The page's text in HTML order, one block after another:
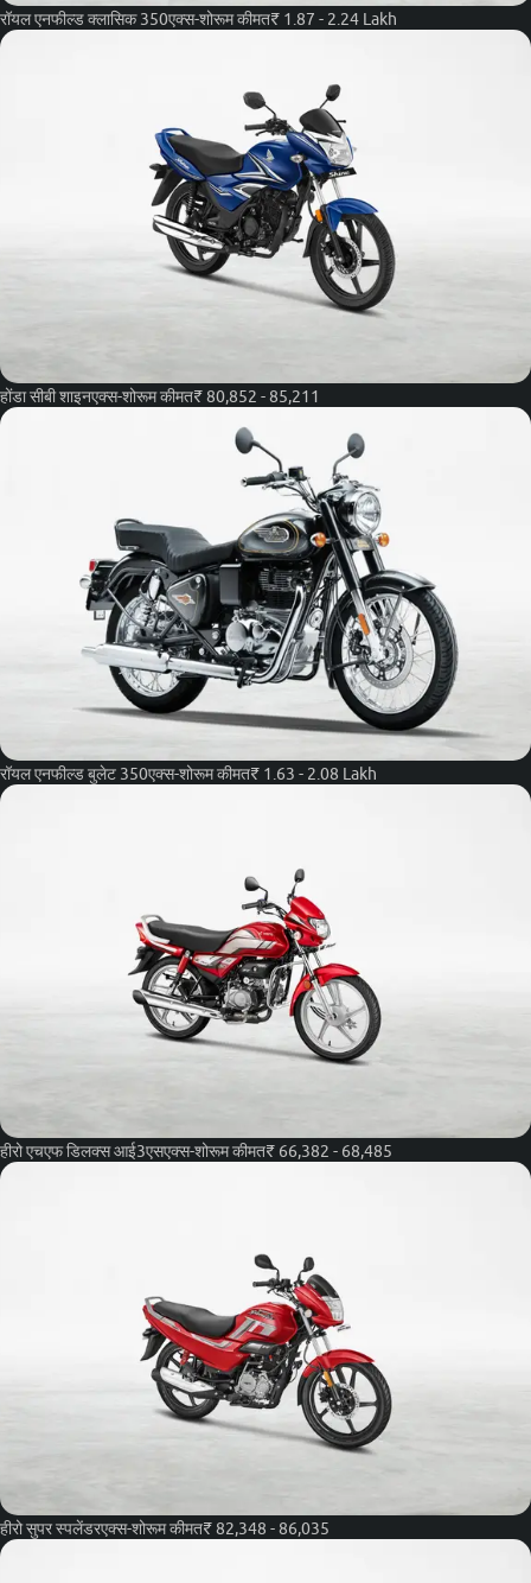
रॉयल एनफील्ड क्लासिक 350एक्स-शोरूम कीमत₹ 1.87 - 2.24 Lakh
होंडा सीबी शाइनएक्स-शोरूम कीमत₹ 80,852 - 85,211
रॉयल एनफील्ड बुलेट 350एक्स-शोरूम कीमत₹ 1.63 - 2.08 Lakh
हीरो एचएफ डिलक्स आई3एसएक्स-शोरूम कीमत₹ 66,382 - 68,485
हीरो सुपर स्पलेंडरएक्स-शोरूम कीमत₹ 82,348 - 86,035